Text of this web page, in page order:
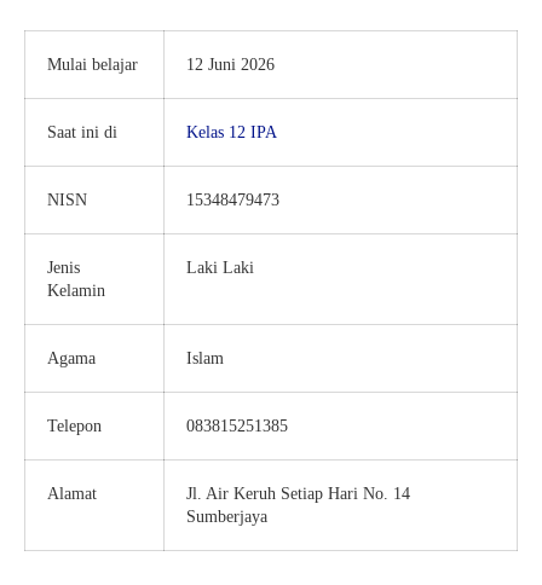
Mulai belajar 12 Juni 2026
Saat ini di Kelas 12 IPA
NISN 15348479473
Jenis
Kelamin
Laki Laki
Agama Islam
Telepon 083815251385
Alamat
Jl. Air Keruh Setiap Hari No. 14
Sumberjaya